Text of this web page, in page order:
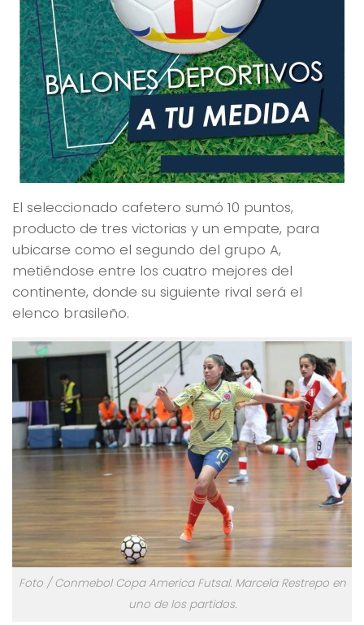
El seleccionado cafetero sumó 10 puntos,
producto de tres victorias y un empate, para
ubicarse como el segundo del grupo A,
metiéndose entre los cuatro mejores del
continente, donde su siguiente rival será el
elenco brasileño.
Foto / Conmebol Copa America Futsal. Marcela Restrepo en
uno de los partidos.